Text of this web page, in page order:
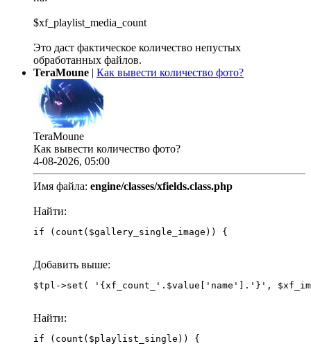
$xf_playlist_media_count
Это даст фактическое количество непустых
обработанных файлов.
TeraMoune | Как вывести количество фото?
TeraMoune
Как вывести количество фото?
4-08-2026, 05:00
Имя файла: engine/classes/xfields.class.php
Найти:
if (count($gallery_single_image)) {
Добавить выше:
Найти:
if (count($playlist_single)) {